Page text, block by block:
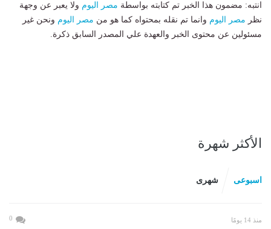
انتبه: مضمون هذا الخبر تم كتابته بواسطة مصر اليوم ولا يعبر عن وجهة
نظر مصر اليوم وانما تم نقله بمحتواه كما هو من مصر اليوم ونحن غير
مسئولين عن محتوى الخبر والعهدة علي المصدر السابق ذكرة.
الأكثر شهرة
اسبوعى شهرى
منذ 14 يومًا 0